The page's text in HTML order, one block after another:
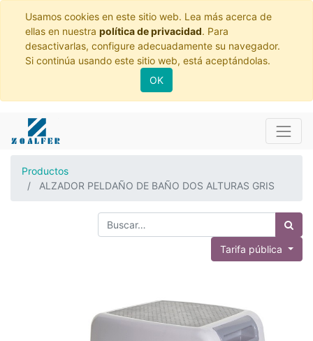
Usamos cookies en este sitio web. Lea más acerca de
ellas en nuestra política de privacidad. Para
desactivarlas, configure adecuadamente su navegador.
Si continúa usando este sitio web, está aceptándolas.
OK
Productos
ALZADOR PELDAÑO DE BAÑO DOS ALTURAS GRIS
Tarifa pública